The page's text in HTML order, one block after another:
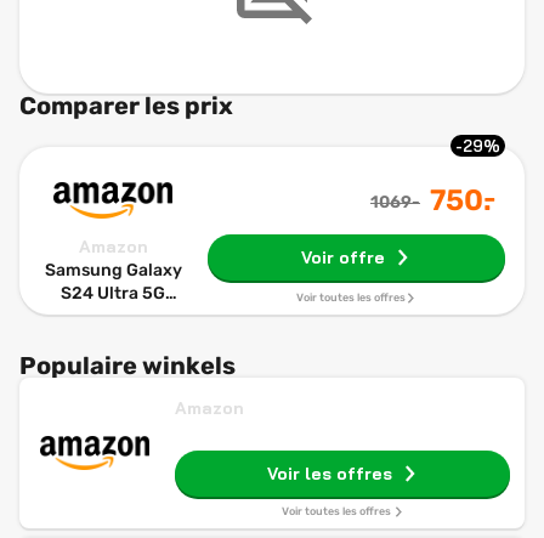
Comparer les prix
-29%
Amazon
Samsung Galaxy
S24 Ultra 5G
256GB/12GB
Negro
1069- 750.
-
Voir offre
Voir toutes les offres
Populaire winkels
Amazon
Voir les offres
Voir toutes les offres